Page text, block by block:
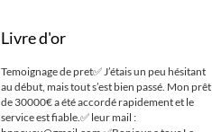
Livre d'or
Temoignage de pret✅ J’étais un peu hésitant
au début, mais tout s’est bien passé. Mon prêt
de 30000€ a été accordé rapidement et le
service est fiable.✅ leur mail :